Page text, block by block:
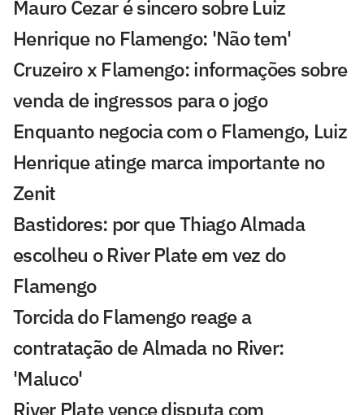
Mauro Cezar é sincero sobre Luiz
Henrique no Flamengo: 'Não tem'
Cruzeiro x Flamengo: informações sobre
venda de ingressos para o jogo
Enquanto negocia com o Flamengo, Luiz
Henrique atinge marca importante no
Zenit
Bastidores: por que Thiago Almada
escolheu o River Plate em vez do
Flamengo
Torcida do Flamengo reage a
contratação de Almada no River:
'Maluco'
River Plate vence disputa com